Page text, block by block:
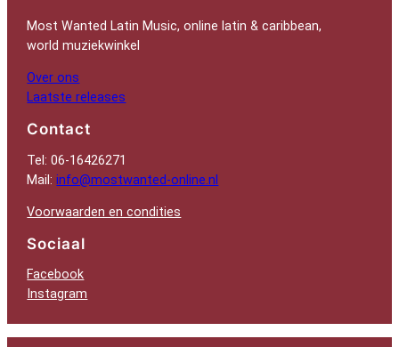
Most Wanted Latin Music, online latin & caribbean,
world muziekwinkel
Over ons
Laatste releases
Contact
Tel: 06-16426271
Mail:info@mostwanted-online.nl
Voorwaarden en condities
Sociaal
Facebook
Instagram